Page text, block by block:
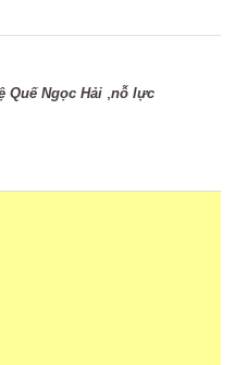
Quế Ngọc Hải ,nỗ lực